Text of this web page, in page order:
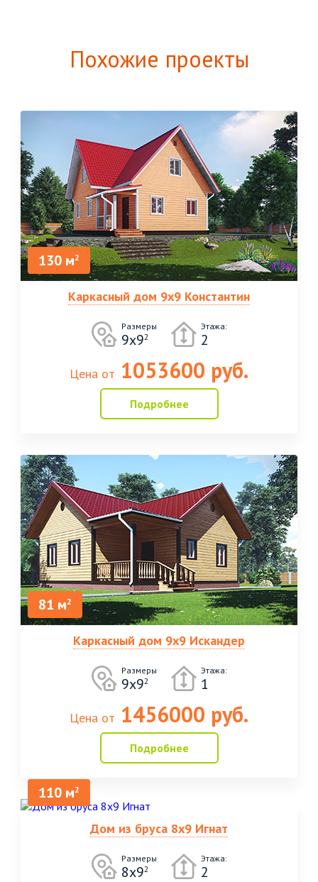
Похожие проекты
130 м2
Каркасный дом 9х9 Константин
Размеры
9х92
Этажа:
2
Цена от 1053600 руб.
Подробнее
81 м2
Каркасный дом 9х9 Искандер
Размеры
9х92
Этажа:
1
Цена от 1456000 руб.
Подробнее
110 м2
Дом из бруса 8х9 Игнат
Размеры
8х92
Этажа:
2